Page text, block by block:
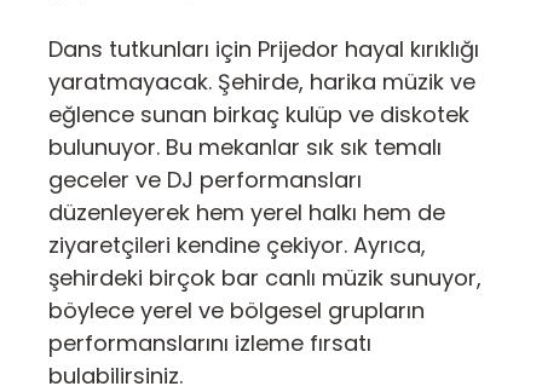
Dans tutkunları için Prijedor hayal kırıklığı
yaratmayacak. Şehirde, harika müzik ve
eğlence sunan birkaç kulüp ve diskotek
bulunuyor. Bu mekanlar sık sık temalı
geceler ve DJ performansları
düzenleyerek hem yerel halkı hem de
ziyaretçileri kendine çekiyor. Ayrıca,
şehirdeki birçok bar canlı müzik sunuyor,
böylece yerel ve bölgesel grupların
performanslarını izleme fırsatı
bulabilirsiniz.